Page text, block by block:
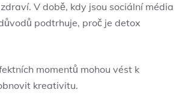
V době,⁤ kdy jsou ​sociální média
podtrhuje, proč je detox
momentů mohou‌ vést k
kreativitu.